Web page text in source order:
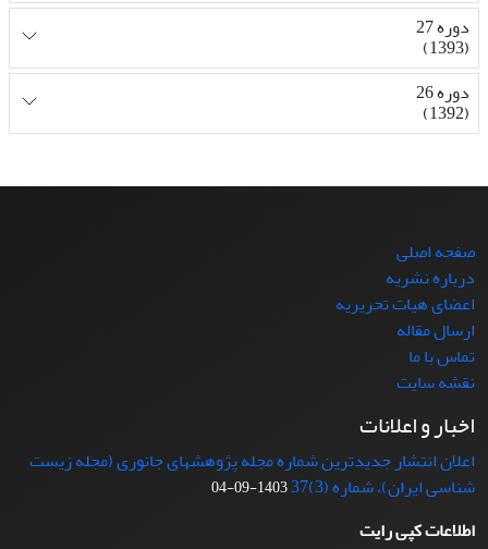
دوره 27
(1393)
دوره 26
(1392)
صفحه اصلی
درباره نشریه
اعضای هیات تحریریه
ارسال مقاله
تماس با ما
نقشه سایت
اخبار و اعلانات
اعلان انتشار جدیدترین شماره مجله پژوهشهای جانوری (مجله زیست
شناسی ایران)، شماره (3)37
1403-09-04
اطلاعات کپی رایت